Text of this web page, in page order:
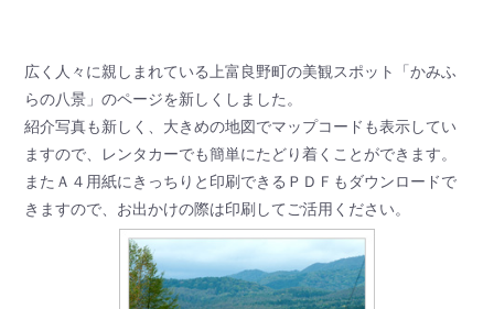
広く人々に親しまれている上富良野町の美観スポット「かみふ
らの八景」のページを新しくしました。
紹介写真も新しく、大きめの地図でマップコードも表示してい
ますので、レンタカーでも簡単にたどり着くことができます。
またＡ４用紙にきっちりと印刷できるＰＤＦもダウンロードで
きますので、お出かけの際は印刷してご活用ください。